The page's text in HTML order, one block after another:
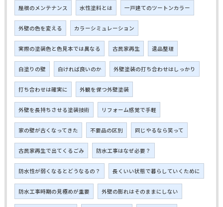
屋根のメンテナンス 水性塗料とは 一戸建てのツートンカラー
外壁の色を変える カラーシミュレーション
実際の塗装色と色見本では異なる 古民家再生 遺品整理
白塗りの壁 白ければ良いのか 外壁塗装の打ち合わせはしっかり
打ち合わせは確実に 外観を保つ外壁塗装
外壁を長持ちさせる塗装技術 リフォーム感覚で手軽
家の壁が古くなってきた 不要品の区別 同じやるなら笑って
古民家再生で出てくるごみ 防水工事はなぜ必要？
防水性が弱くなるとどうなるの？ 長くいい状態で暮らしていくために
防水工事時期の見極めが重要 外壁の膨れはそのままにしない